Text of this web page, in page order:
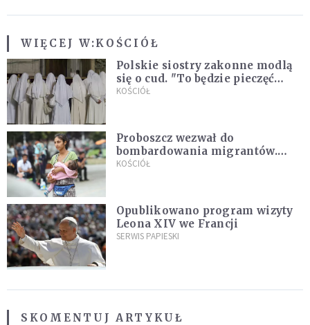
WIĘCEJ W:KOŚCIÓŁ
Polskie siostry zakonne modlą
się o cud. "To będzie pieczęć
Pana Boga dla naszej wiary"
KOŚCIÓŁ
Proboszcz wezwał do
bombardowania migrantów.
"Masowy ogień przeciwko
KOŚCIÓŁ
Opublikowano program wizyty
Leona XIV we Francji
SERWIS PAPIESKI
SKOMENTUJ ARTYKUŁ